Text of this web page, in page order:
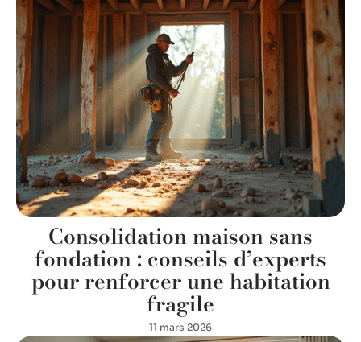
Consolidation maison sans
fondation : conseils d’experts
pour renforcer une habitation
fragile
11 mars 2026